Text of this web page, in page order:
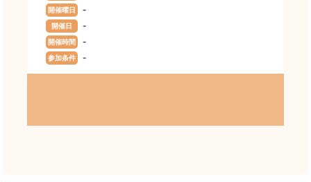
開催曜日 -
開催日 -
開催時間 -
参加条件 -